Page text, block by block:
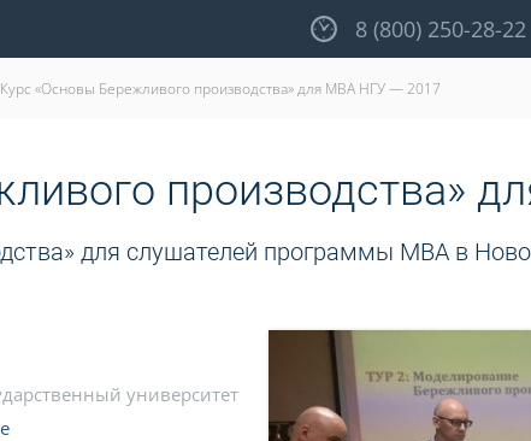
8 (800) 250-28-22
Курс «Основы Бережливого производства» для МВА НГУ — 2017
производства»
для слушателей программы МВА в
университет